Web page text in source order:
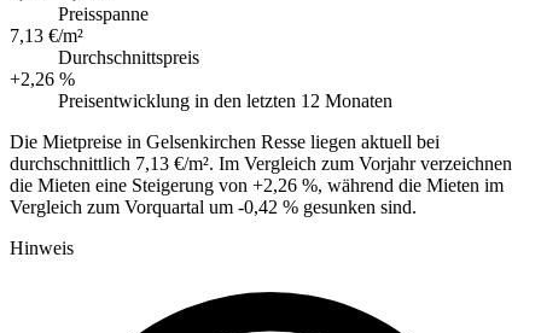
Preisspanne
7,13 €/m²
Durchschnittspreis
+2,26 %
Preisentwicklung in den letzten 12 Monaten
Die Mietpreise in Gelsenkirchen Resse liegen aktuell bei
durchschnittlich 7,13 €/m². Im Vergleich zum Vorjahr verzeichnen
die Mieten eine Steigerung von +2,26 %, während die Mieten im
Vergleich zum Vorquartal um -0,42 % gesunken sind.
Hinweis